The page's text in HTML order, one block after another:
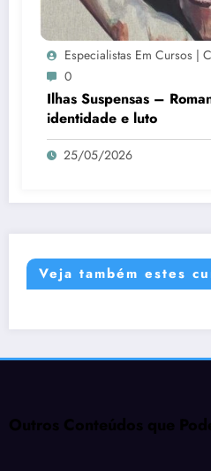
Especialistas Em Cursos |
0
Ilhas Suspensas –
identidade e luto
25/05/2026
Veja também estes
Outros Conteúdos que